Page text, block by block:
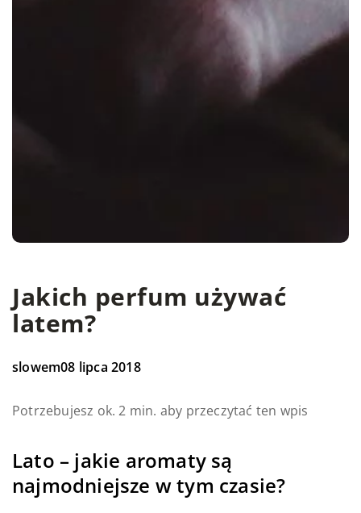
Jakich perfum używać
latem?
slowem08 lipca 2018
Potrzebujesz ok. 2 min. aby przeczytać ten wpis
Lato – jakie aromaty są
najmodniejsze w tym czasie?